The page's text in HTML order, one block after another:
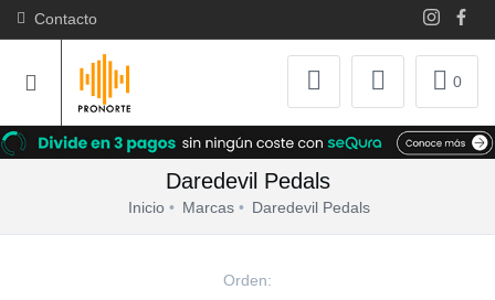
Contacto
0
Daredevil Pedals
Inicio Marcas Daredevil Pedals
Orden: